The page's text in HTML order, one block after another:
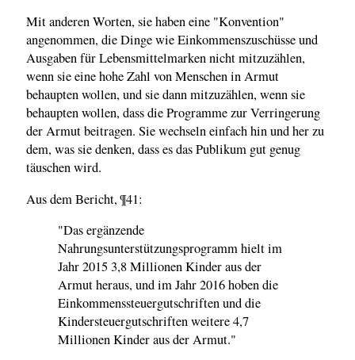
Mit anderen Worten, sie haben eine "Konvention"
angenommen, die Dinge wie Einkommenszuschüsse und
Ausgaben für Lebensmittelmarken nicht mitzuzählen,
wenn sie eine hohe Zahl von Menschen in Armut
behaupten wollen, und sie dann mitzuzählen, wenn sie
behaupten wollen, dass die Programme zur Verringerung
der Armut beitragen. Sie wechseln einfach hin und her zu
dem, was sie denken, dass es das Publikum gut genug
täuschen wird.
Aus dem Bericht, ¶41:
"Das ergänzende
Nahrungsunterstützungsprogramm hielt im
Jahr 2015 3,8 Millionen Kinder aus der
Armut heraus, und im Jahr 2016 hoben die
Einkommenssteuergutschriften und die
Kindersteuergutschriften weitere 4,7
Millionen Kinder aus der Armut."